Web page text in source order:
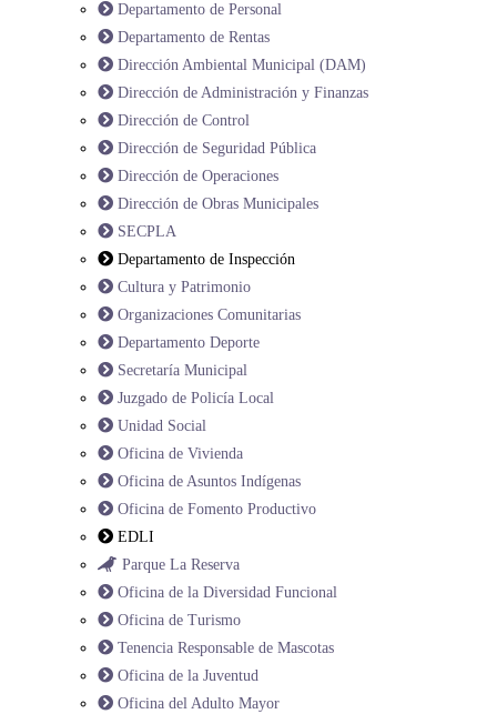
Departamento de Personal
Departamento de Rentas
Dirección Ambiental Municipal (DAM)
Dirección de Administración y Finanzas
Dirección de Control
Dirección de Seguridad Pública
Dirección de Operaciones
Dirección de Obras Municipales
SECPLA
Departamento de Inspección
Cultura y Patrimonio
Organizaciones Comunitarias
Departamento Deporte
Secretaría Municipal
Juzgado de Policía Local
Unidad Social
Oficina de Vivienda
Oficina de Asuntos Indígenas
Oficina de Fomento Productivo
EDLI
Parque La Reserva
Oficina de la Diversidad Funcional
Oficina de Turismo
Tenencia Responsable de Mascotas
Oficina de la Juventud
Oficina del Adulto Mayor